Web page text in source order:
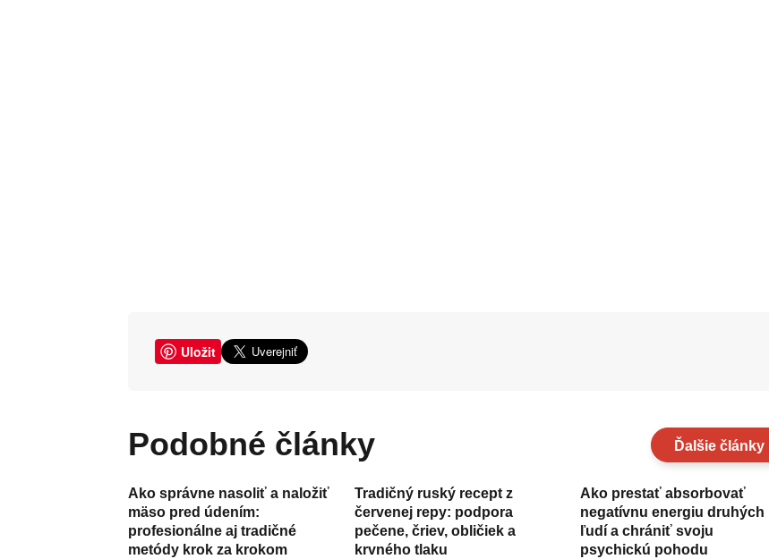
Uložit
Podobné články Ďalšie články
Ako správne nasoliť a naložiť
mäso pred údením:
profesionálne aj tradičné
metódy krok za krokom
Tradičný ruský recept z
červenej repy: podpora
pečene, čriev, obličiek a
krvného tlaku
Ako prestať absorbovať
negatívnu energiu druhých
ľudí a chrániť svoju
psychickú pohodu